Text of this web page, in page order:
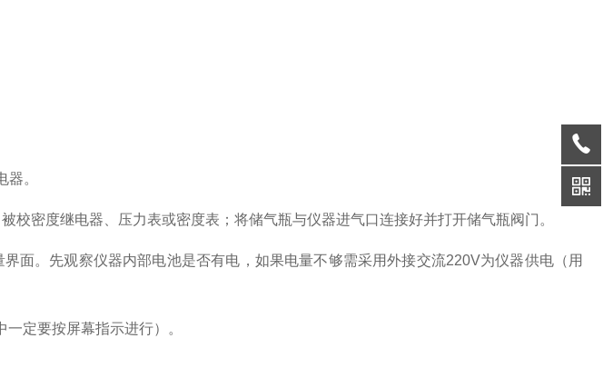
。
校密度继电器、压力表或密度表；将储气瓶与仪器进气口连接好并打开储气瓶阀门。
面。先观察仪器内部电池是否有电，如果电量不够需采用外接交流220V为仪器供电（用
定要按屏幕指示进行）。